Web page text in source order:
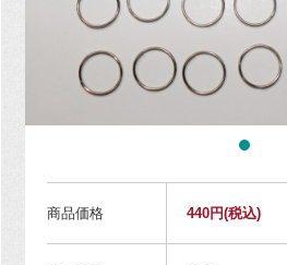
商品価格 440円(税込)